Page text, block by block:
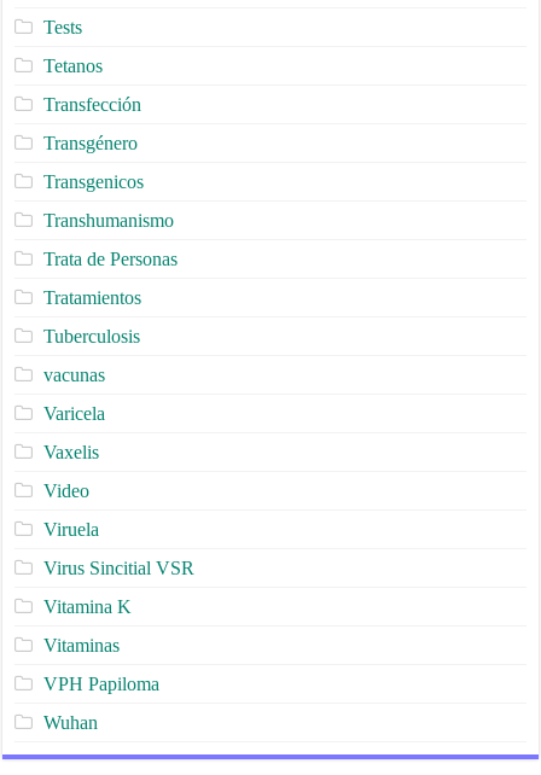
Tests
Tetanos
Transfección
Transgénero
Transgenicos
Transhumanismo
Trata de Personas
Tratamientos
Tuberculosis
vacunas
Varicela
Vaxelis
Video
Viruela
Virus Sincitial VSR
Vitamina K
Vitaminas
VPH Papiloma
Wuhan